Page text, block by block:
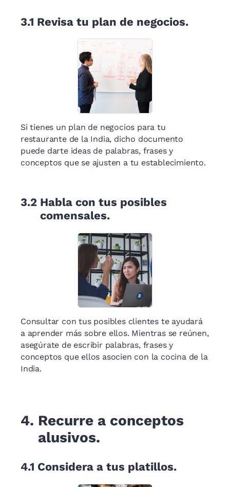
3.1 Revisa tu plan de negocios.
Si tienes un plan de negocios para tu
restaurante de la India, dicho documento
puede darte ideas de palabras, frases y
conceptos que se ajusten a tu establecimiento.
3.2 Habla con tus posibles
comensales.
Consultar con tus posibles clientes te ayudará
a aprender más sobre ellos. Mientras se reúnen,
asegúrate de escribir palabras, frases y
conceptos que ellos asocien con la cocina de la
India.
4. Recurre a conceptos
alusivos.
4.1 Considera a tus platillos.